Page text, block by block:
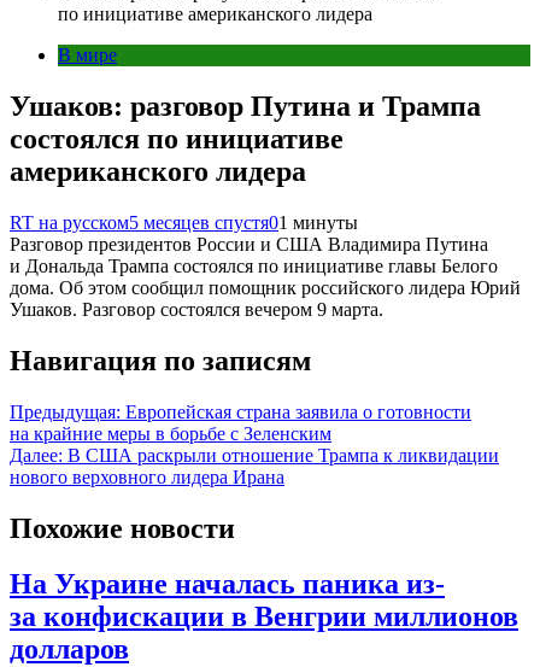
по инициативе американского лидера
В мире
Ушаков: разговор Путина и Трампа
состоялся по инициативе
американского лидера
RT на русском5 месяцев спустя01 минуты
Разговор президентов России и США Владимира Путина
и Дональда Трампа состоялся по инициативе главы Белого
дома. Об этом сообщил помощник российского лидера Юрий
Ушаков. Разговор состоялся вечером 9 марта.
Навигация по записям
Предыдущая: Европейская страна заявила о готовности
на крайние меры в борьбе с Зеленским
Далее: В США раскрыли отношение Трампа к ликвидации
нового верховного лидера Ирана
Похожие новости
На Украине началась паника из-
за конфискации в Венгрии миллионов
долларов